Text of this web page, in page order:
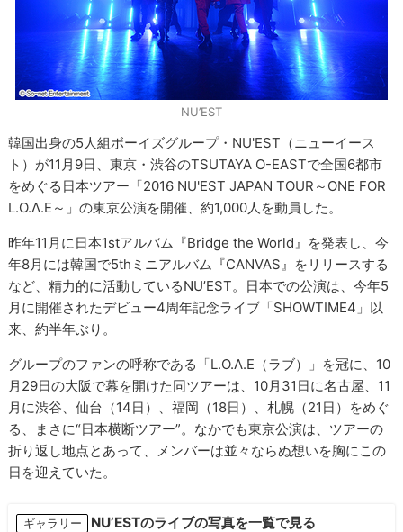
NU’EST
韓国出身の5人組ボーイズグループ・NU'EST（ニューイース
ト）が11月9日、東京・渋谷のTSUTAYA O-EASTで全国6都市
をめぐる日本ツアー「2016 NU'EST JAPAN TOUR～ONE FOR
L.O.Λ.E～」の東京公演を開催、約1,000人を動員した。
昨年11月に日本1stアルバム『Bridge the World』を発表し、今
年8月には韓国で5thミニアルバム『CANVAS』をリリースする
など、精力的に活動しているNU’EST。日本での公演は、今年5
月に開催されたデビュー4周年記念ライブ「SHOWTIME4」以
来、約半年ぶり。
グループのファンの呼称である「L.O.Λ.E（ラブ）」を冠に、10
月29日の大阪で幕を開けた同ツアーは、10月31日に名古屋、11
月に渋谷、仙台（14日）、福岡（18日）、札幌（21日）をめぐ
る、まさに“日本横断ツアー”。なかでも東京公演は、ツアーの
折り返し地点とあって、メンバーは並々ならぬ想いを胸にこの
日を迎えていた。
ギャラリー NU’ESTのライブの写真を一覧で見る